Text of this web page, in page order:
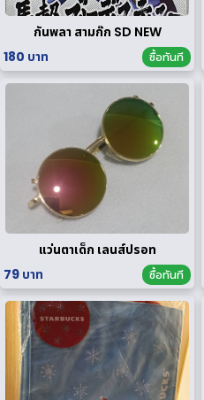
กันพลา สามก๊ก SD NEW
180 บาท
ซื้อทันที
แว่นตาเด็ก เลนส์ปรอท
79 บาท
ซื้อทันที